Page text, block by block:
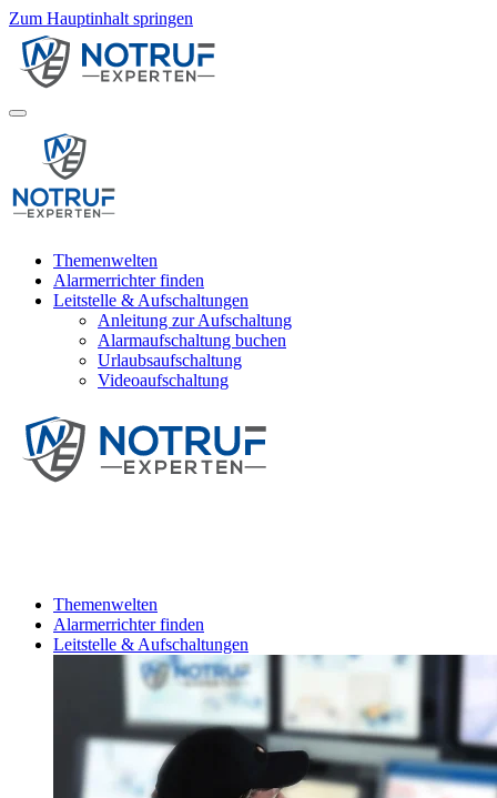
Zum Hauptinhalt springen
Themenwelten
Alarmerrichter finden
Leitstelle & Aufschaltungen
Anleitung zur Aufschaltung
Alarmaufschaltung buchen
Urlaubsaufschaltung
Videoaufschaltung
Themenwelten
Alarmerrichter finden
Leitstelle & Aufschaltungen